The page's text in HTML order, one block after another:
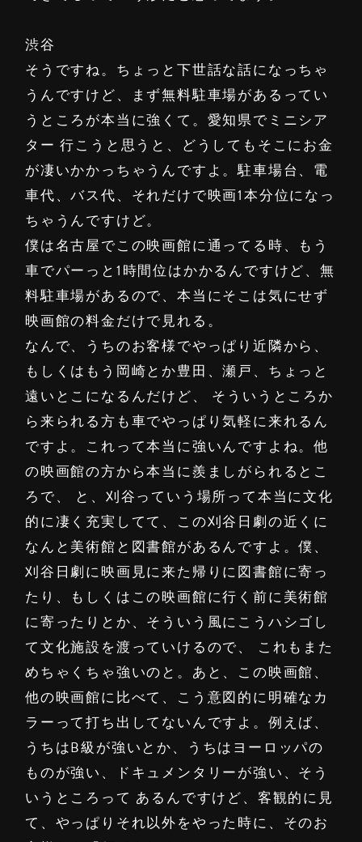
渋谷
そうですね。ちょっと下世話な話になっちゃ
うんですけど、まず無料駐車場があるってい
うところが本当に強くて。愛知県でミニシア
ター 行こうと思うと、どうしてもそこにお金
が凄いかかっちゃうんですよ。駐車場台、電
車代、バス代、それだけで映画1本分位になっ
ちゃうんですけど。
僕は名古屋でこの映画館に通ってる時、もう
車でパーっと1時間位はかかるんですけど、無
料駐車場があるので、本当にそこは気にせず
映画館の料金だけで見れる。
なんで、うちのお客様でやっぱり近隣から、
もしくはもう岡崎とか豊田、瀬戸、ちょっと
遠いとこになるんだけど、 そういうところか
ら来られる方も車でやっぱり気軽に来れるん
ですよ。これって本当に強いんですよね。他
の映画館の方から本当に羨ましがられるとこ
ろで、 と、刈谷っていう場所って本当に文化
的に凄く充実してて、この刈谷日劇の近くに
なんと美術館と図書館があるんですよ。僕、
刈谷日劇に映画見に来た帰りに図書館に寄っ
たり、もしくはこの映画館に行く前に美術館
に寄ったりとか、そういう風にこうハシゴし
て文化施設を渡っていけるので、 これもまた
めちゃくちゃ強いのと。あと、この映画館、
他の映画館に比べて、こう意図的に明確なカ
ラーって打ち出してないんですよ。例えば、
うちはB級が強いとか、うちはヨーロッパの
ものが強い、ドキュメンタリーが強い、そう
いうところって あるんですけど、客観的に見
て、やっぱりそれ以外をやった時に、そのお